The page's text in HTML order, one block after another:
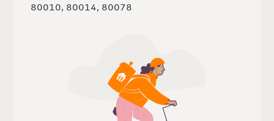
80010, 80014, 80078